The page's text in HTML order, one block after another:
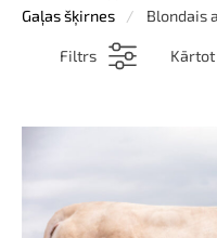
Gaļas šķirnes
Blondais
Filtrs Kārtot